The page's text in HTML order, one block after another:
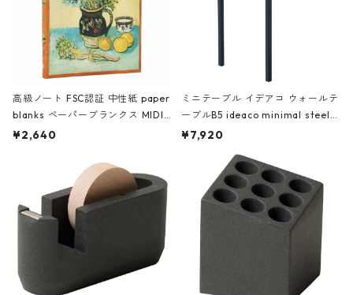
高級ノート FSC認証 中性紙 paper
blanks ペーパーブランクス MIDI
ハードカバー 罫線 ヴァン・ゴッホ
¥2,640
ミニテーブル イデアコ ウォールテ
ーブルB5 ideaco minimal steel f
urniture WALL Table B5 ネイビー
¥7,920